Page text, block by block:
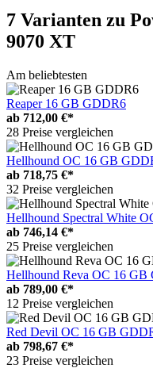
7 Varianten zu
9070 XT
Am beliebtesten
Reaper 16 GB GDDR6
ab 712,00 €*
28 Preise vergleichen
Hellhound OC 16 GB
ab 718,75 €*
32 Preise vergleichen
Hellhound Spectral White
ab 746,14 €*
25 Preise vergleichen
Hellhound Reva OC 16 GB
ab 789,00 €*
12 Preise vergleichen
Red Devil OC 16 GB
ab 798,67 €*
23 Preise vergleichen